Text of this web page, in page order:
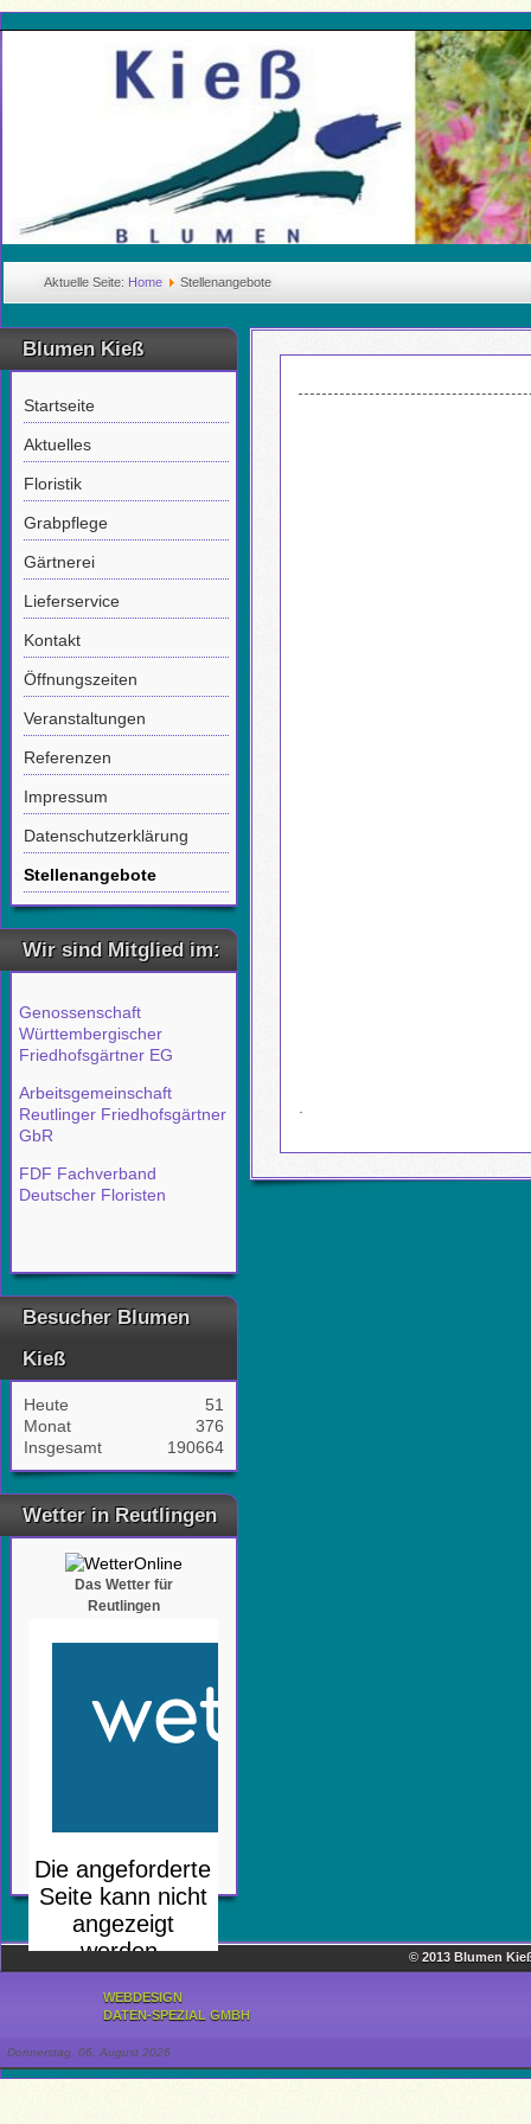
Aktuelle Seite: Home Stellenangebote
Blumen Kieß
Startseite
Aktuelles
Floristik
Grabpflege
Gärtnerei
Lieferservice
Kontakt
Öffnungszeiten
Veranstaltungen
Referenzen
Impressum
Datenschutzerklärung
Stellenangebote
Wir sind Mitglied im:
Genossenschaft
Württembergischer
Friedhofsgärtner EG
Arbeitsgemeinschaft
Reutlinger Friedhofsgärtner
GbR
FDF Fachverband
Deutscher Floristen
Besucher Blumen
Kieß
Heute
51
Monat
376
Insgesamt
190664
Wetter in Reutlingen
Das Wetter für
Reutlingen
.
© 2013 Blumen
WEBDESIGN
DATEN-SPEZIAL GMBH
Donnerstag, 06. August 2026